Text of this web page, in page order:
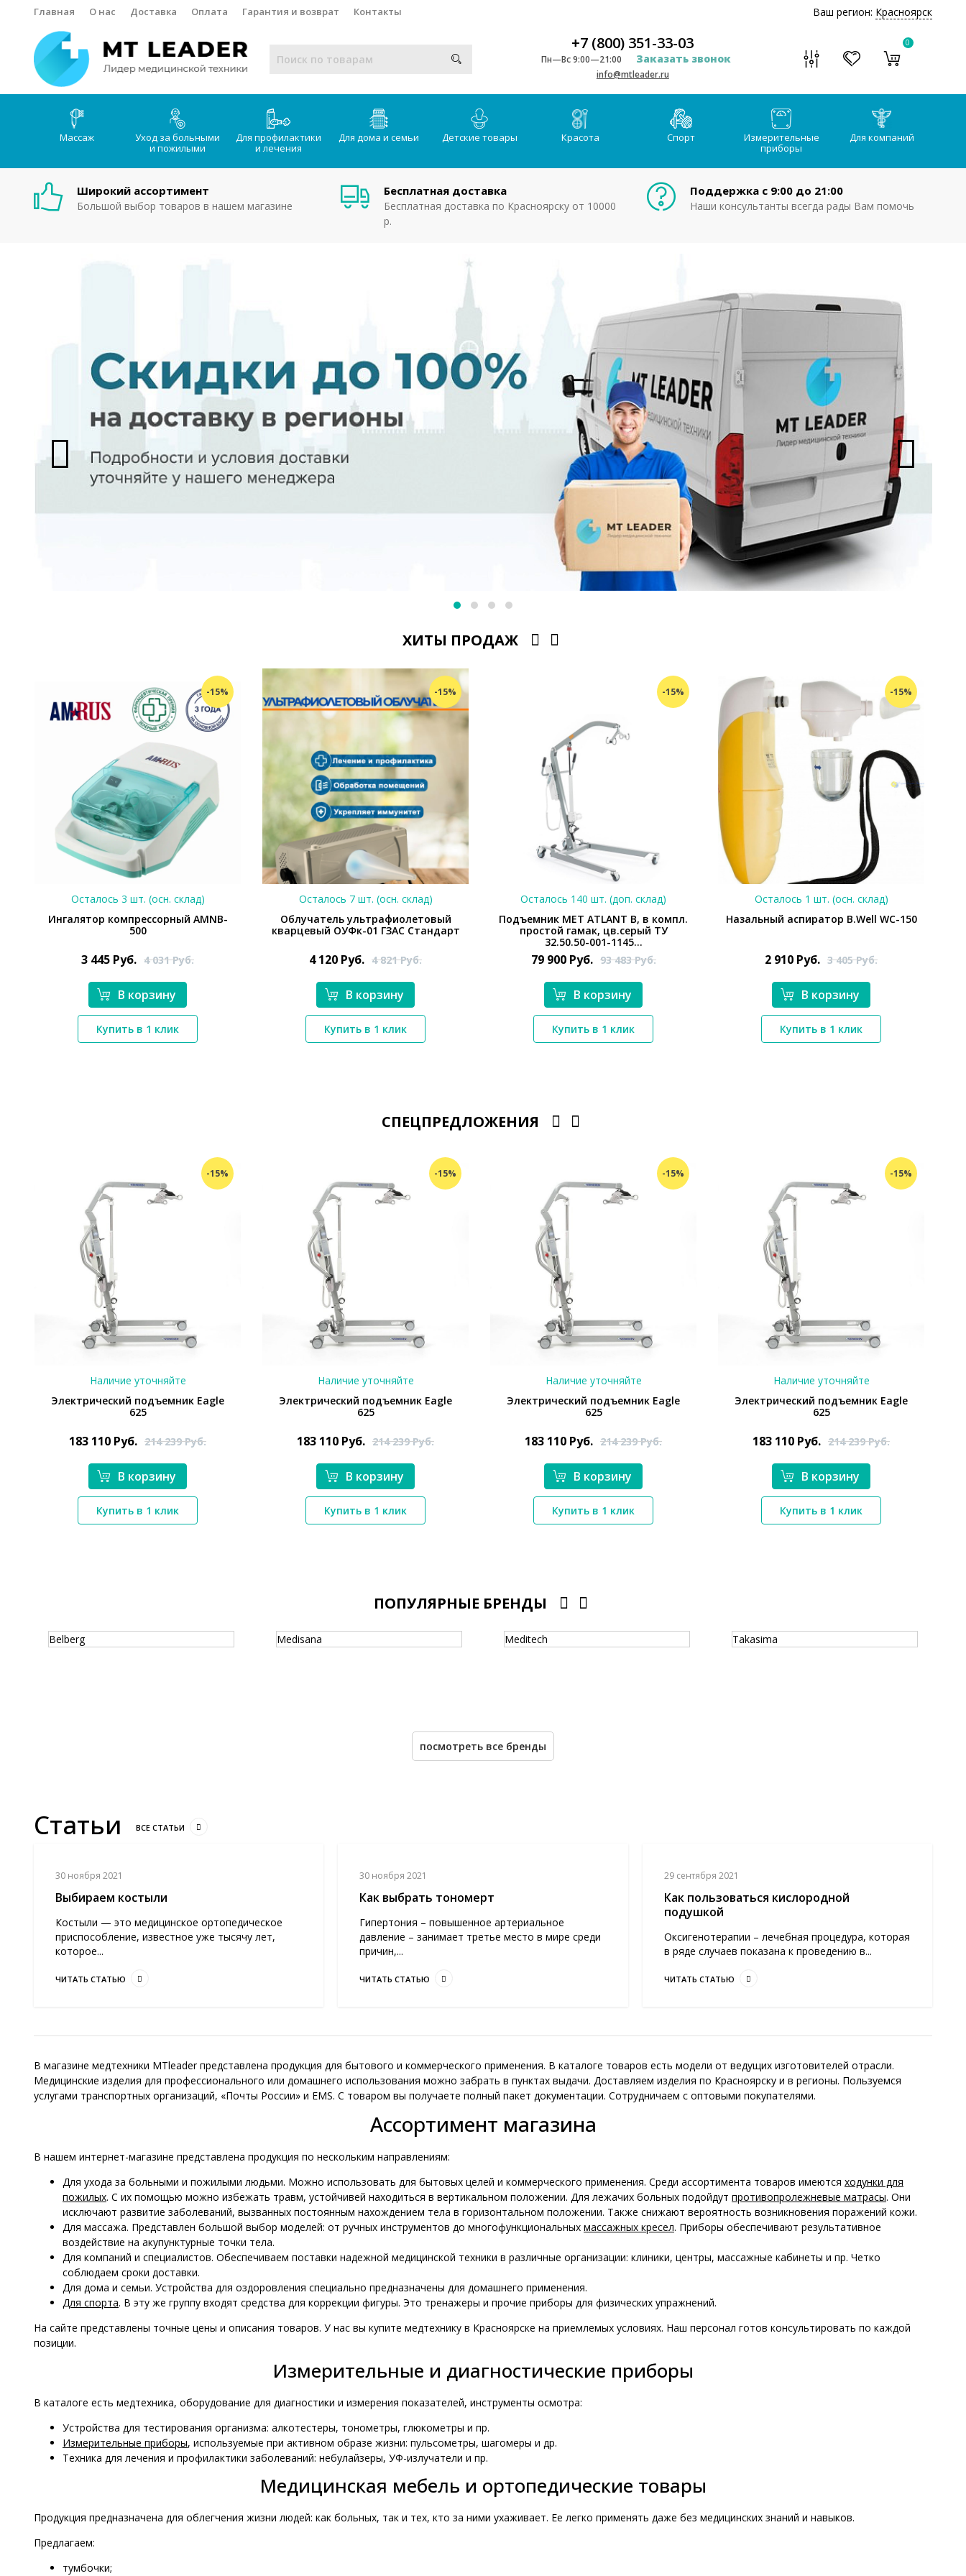
Главная О нас Доставка Оплата Гарантия и возврат Контакты Ваш регион: Красноярск
+7 (800) 351-33-03
Пн—Вс 9:00—21:00 Заказать звонок
info@mtleader.ru
0
Массаж
Уход за больными
и пожилыми
Для профилактики
и лечения
Для дома и семьи Детские товары Красота Спорт
Измерительные
приборы
Для компаний
Широкий ассортимент
Большой выбор товаров в нашем магазине
Бесплатная доставка
Бесплатная доставка по Красноярску от 10000
р.
Поддержка с 9:00 до 21:00
Наши консультанты всегда рады Вам помочь
ХИТЫ ПРОДАЖ
-15%
*}
Осталось 3 шт. (осн. склад)
Ингалятор компрессорный AMNB-
500
3 445 Руб. 4 031Руб.
В корзину
Купить в 1 клик
-15%
Осталось 7 шт. (осн. склад)
Облучатель ультрафиолетовый
кварцевый ОУФк-01 ГЗАС Стандарт
4 120 Руб. 4 821Руб.
В корзину
Купить в 1 клик
-15%
*}
Осталось 140 шт. (доп. склад)
Подъемник MET ATLANT B, в компл.
простой гамак, цв.серый ТУ
32.50.50-001-1145...
79 900 Руб. 93 483Руб.
В корзину
Купить в 1 клик
-15%
*}
Осталось 1 шт. (осн. склад)
Назальный аспиратор B.Well WC-150
2 910 Руб. 3 405Руб.
В корзину
Купить в 1 клик
СПЕЦПРЕДЛОЖЕНИЯ
-15%
*}
Наличие уточняйте
Электрический подъемник Eagle
625
183 110 Руб. 214 239Руб.
В корзину
Купить в 1 клик
-15%
*}
Наличие уточняйте
Электрический подъемник Eagle
625
183 110 Руб. 214 239Руб.
В корзину
Купить в 1 клик
-15%
*}
Наличие уточняйте
Электрический подъемник Eagle
625
183 110 Руб. 214 239Руб.
В корзину
Купить в 1 клик
-15%
*}
Наличие уточняйте
Электрический подъемник Eagle
625
183 110 Руб. 214 239Руб.
В корзину
Купить в 1 клик
ПОПУЛЯРНЫЕ БРЕНДЫ
Belberg Medisana Meditech Takasima
посмотреть все бренды
Статьи ВСЕ СТАТЬИ
30 ноября 2021
Выбираем костыли
Костыли — это медицинское ортопедическое
приспособление, известное уже тысячу лет,
которое...
ЧИТАТЬ СТАТЬЮ
30 ноября 2021
Как выбрать тономерт
Гипертония – повышенное артериальное
давление – занимает третье место в мире среди
причин,...
ЧИТАТЬ СТАТЬЮ
29 сентября 2021
Как пользоваться кислородной
подушкой
Оксигенотерапии – лечебная процедура, которая
в ряде случаев показана к проведению в...
ЧИТАТЬ СТАТЬЮ
В магазине медтехники MTleader представлена продукция для бытового и коммерческого применения. В каталоге товаров есть модели от ведущих изготовителей отрасли.
Медицинские изделия для профессионального или домашнего использования можно забрать в пунктах выдачи. Доставляем изделия по Красноярску и в регионы. Пользуемся
услугами транспортных организаций, «Почты России» и EMS. С товаром вы получаете полный пакет документации. Сотрудничаем с оптовыми покупателями.
Ассортимент магазина
В нашем интернет-магазине представлена продукция по нескольким направлениям:
Для ухода за больными и пожилыми людьми. Можно использовать для бытовых целей и коммерческого применения. Среди ассортимента товаров имеются ходунки для
пожилых. С их помощью можно избежать травм, устойчивей находиться в вертикальном положении. Для лежачих больных подойдут противопролежневые матрасы. Они
исключают развитие заболеваний, вызванных постоянным нахождением тела в горизонтальном положении. Также снижают вероятность возникновения поражений кожи.
Для массажа. Представлен большой выбор моделей: от ручных инструментов до многофункциональных массажных кресел. Приборы обеспечивают результативное
воздействие на акупунктурные точки тела.
Для компаний и специалистов. Обеспечиваем поставки надежной медицинской техники в различные организации: клиники, центры, массажные кабинеты и пр. Четко
соблюдаем сроки доставки.
Для дома и семьи. Устройства для оздоровления специально предназначены для домашнего применения.
Для спорта. В эту же группу входят средства для коррекции фигуры. Это тренажеры и прочие приборы для физических упражнений.
На сайте представлены точные цены и описания товаров. У нас вы купите медтехнику в Красноярске на приемлемых условиях. Наш персонал готов консультировать по каждой
позиции.
Измерительные и диагностические приборы
В каталоге есть медтехника, оборудование для диагностики и измерения показателей, инструменты осмотра:
Устройства для тестирования организма: алкотестеры, тонометры, глюкометры и пр.
Измерительные приборы, используемые при активном образе жизни: пульсометры, шагомеры и др.
Техника для лечения и профилактики заболеваний: небулайзеры, УФ-излучатели и пр.
Медицинская мебель и ортопедические товары
Продукция предназначена для облегчения жизни людей: как больных, так и тех, кто за ними ухаживает. Ее легко применять даже без медицинских знаний и навыков.
Предлагаем:
тумбочки;